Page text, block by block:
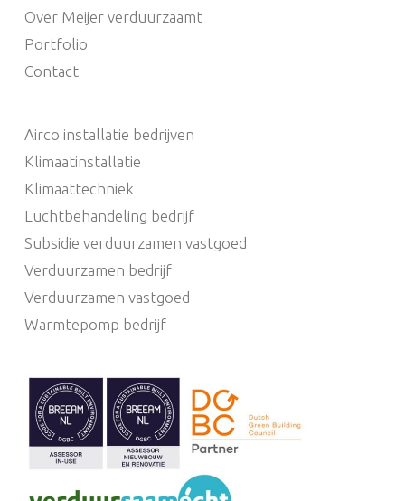
Over Meijer verduurzaamt
Portfolio
Contact
Airco installatie bedrijven
Klimaatinstallatie
Klimaattechniek
Luchtbehandeling bedrijf
Subsidie verduurzamen vastgoed
Verduurzamen bedrijf
Verduurzamen vastgoed
Warmtepomp bedrijf